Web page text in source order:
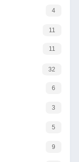
4
11
11
32
6
3
5
9